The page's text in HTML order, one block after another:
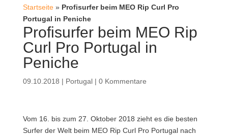
Startseite» Profisurfer beim MEO Rip Curl Pro
Portugal in Peniche
Profisurfer beim MEO Rip
Curl Pro Portugal in
Peniche
09.10.2018 | Portugal| 0 Kommentare
Vom 16. bis zum 27. Oktober 2018 zieht es die besten
Surfer der Welt beim MEO Rip Curl Pro Portugal nach